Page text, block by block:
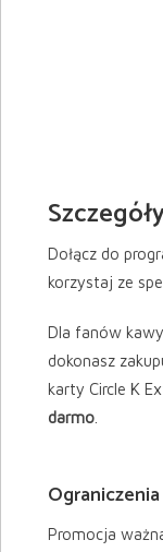
Dołącz do
korzystaj ze
Dla fanów kawy
dokonasz
karty Circle K
darmo
Ograniczenia
Promocja